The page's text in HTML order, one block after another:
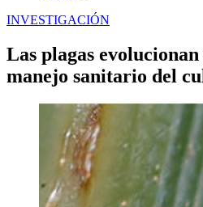
INVESTIGACIÓN
Las plagas
manejo sanitario del